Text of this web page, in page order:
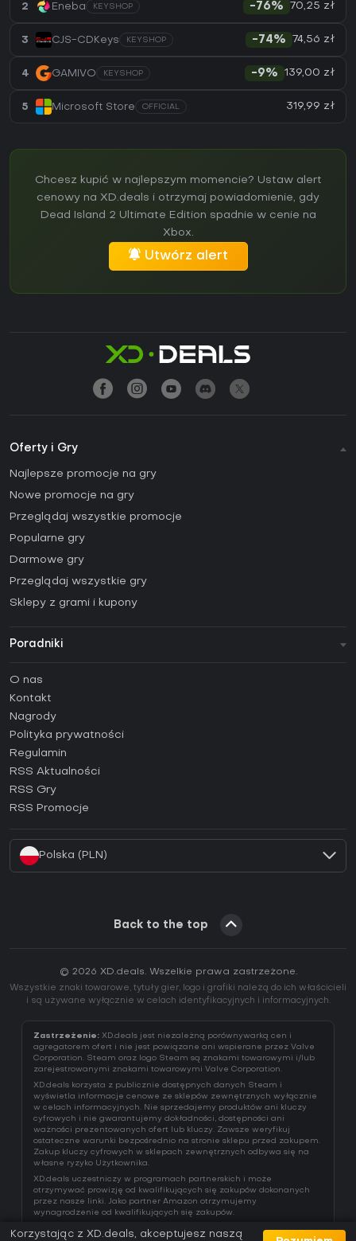
2 Eneba KEYSHOP -76% 70,25 zł
3 CJS-CDKeys KEYSHOP -74% 74,56 zł
4 GAMIVO KEYSHOP -9% 139,00 zł
5 Microsoft Store OFFICIAL 319,99 zł
Chcesz kupić w najlepszym momencie? Ustaw alert
cenowy na XD.deals i otrzymaj powiadomienie, gdy
Dead Island 2 Ultimate Edition spadnie w cenie na
Xbox.
Utwórz alert
Oferty i Gry
Najlepsze promocje na gry
Nowe promocje na gry
Przeglądaj wszystkie promocje
Popularne gry
Darmowe gry
Przeglądaj wszystkie gry
Sklepy z grami i kupony
Poradniki
Poradniki
Jak aktywować klucz Steam (CD Key)?
Jak aktywować klucz Epic Games (CD Key)?
Jak aktywować klucz GOG (CD Key)?
Jak aktywować klucz Ubisoft Connect (CD Key)?
O nas
Kontakt
Nagrody
Polityka prywatności
Regulamin
RSS Aktualności
RSS Gry
RSS Promocje
Polska (PLN)
Back to the top
© 2026 XD.deals. Wszelkie prawa zastrzeżone.
Wszystkie znaki towarowe, tytuły gier, logo i grafiki należą do ich właścicieli
i są używane wyłącznie w celach identyfikacyjnych i informacyjnych.
Zastrzeżenie: XD.deals jest niezależną porównywarką cen i
agregatorem ofert i nie jest powiązane ani wspierane przez Valve
Corporation. Steam oraz logo Steam są znakami towarowymi i/lub
zarejestrowanymi znakami towarowymi Valve Corporation.
XD.deals korzysta z publicznie dostępnych danych Steam i
wyświetla informacje cenowe ze sklepów zewnętrznych wyłącznie
w celach informacyjnych. Nie sprzedajemy produktów ani kluczy
cyfrowych i nie gwarantujemy dokładności, dostępności ani
ważności prezentowanych ofert lub kluczy. Zawsze weryfikuj
ostateczne warunki bezpośrednio na stronie sklepu przed zakupem.
Zakup kluczy cyfrowych w sklepach zewnętrznych odbywa się na
własne ryzyko Użytkownika.
XD.deals uczestniczy w programach partnerskich i może
otrzymywać prowizję od kwalifikujących się zakupów dokonanych
przez nasze linki. Jako partner Amazon otrzymujemy
wynagrodzenie od kwalifikujących się zakupów.
Korzystając z XD.deals, akceptujesz naszą